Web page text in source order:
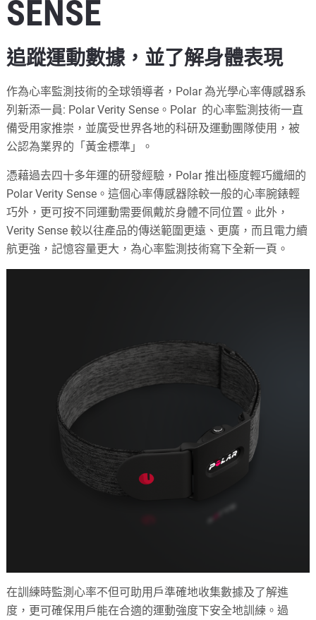
SENSE
追蹤運動數據，並了解身體表現
作為心率監測技術的全球領導者，Polar 為光學心率傳感器系
列新添一員: Polar Verity Sense。Polar 的心率監測技術一直
備受用家推崇，並廣受世界各地的科研及運動團隊使用，被
公認為業界的「黃金標準」。
憑藉過去四十多年運的研發經驗，Polar 推出極度輕巧纖細的
Polar Verity Sense。這個心率傳感器除較一般的心率腕錶輕
巧外，更可按不同運動需要佩戴於身體不同位置。此外，
Verity Sense 較以往產品的傳送範圍更遠、更廣，而且電力續
航更強，記憶容量更大，為心率監測技術寫下全新一頁。
在訓練時監測心率不但可助用戶準確地收集數據及了解進
度，更可確保用戶能在合適的運動強度下安全地訓練。過